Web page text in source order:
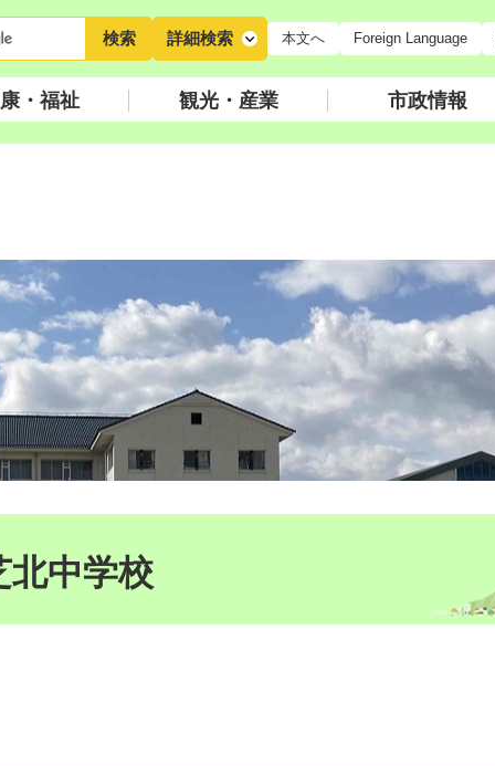
詳細検索 本文へ Foreign Language
・福祉 観光・産業 市政情報
北中学校